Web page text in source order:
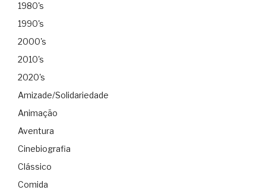
1980's
1990's
2000's
2010's
2020's
Amizade/Solidariedade
Animação
Aventura
Cinebiografia
Clássico
Comida